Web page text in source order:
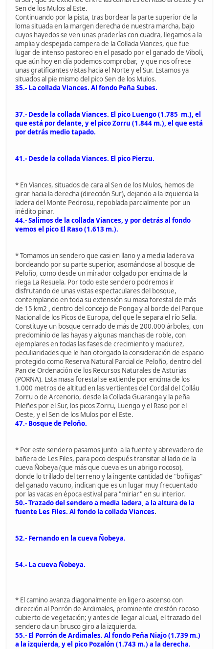
Sen de los Mulos al Este.
Continuando por la pista, tras bordear la parte superior de la
loma situada en la margen derecha de nuestra marcha, bajo
cuyos hayedos se ven unas praderías con cuadra, llegamos a la
amplia y despejada campera de la Collada Viances, que fue
lugar de intenso pastoreo en el pasado por el ganado de Viboli,
que aún hoy en día podemos comprobar, y que nos ofrece
unas gratificantes vistas hacia el Norte y el Sur. Estamos ya
situados al pie mismo del pico Sen de los Mulos.
35.- La collada Viances. Al fondo Peña Subes.
37.- Desde la collada Viances. El pico Luengo (1.785 m.), el
que está por delante, y el pico Zorru (1.844 m.), el que está
por detrás medio tapado.
41.- Desde la collada Viances. El pico Pierzu.
* En Viances, situados de cara al Sen de los Mulos, hemos de
girar hacia la derecha (dirección Sur), dejando a la izquierda la
ladera del Monte Pedrosu, repoblada parcialmente por un
inédito pinar.
44.- Salimos de la collada Viances, y por detrás al fondo
vemos el pico El Raso (1.613 m.).
* Tomamos un sendero que casi en llano y a media ladera va
bordeando por su parte superior, asomándose al bosque de
Peloño, como desde un mirador colgado por encima de la
riega La Resuela. Por todo este sendero podremos ir
disfrutando de unas vistas espectaculares del bosque,
contemplando en toda su extensión su masa forestal de más
de 15 km2 , dentro del concejo de Ponga y al borde del Parque
Nacional de los Picos de Europa, del que le separa el río Sella.
Constituye un bosque cerrado de más de 200.000 árboles, con
predominio de las hayas y algunas manchas de roble, con
ejemplares en todas las fases de crecimiento y madurez,
peculiaridades que le han otorgado la consideración de espacio
protegido como Reserva Natural Parcial de Peloño, dentro del
Pan de Ordenación de los Recursos Naturales de Asturias
(PORNA). Esta masa forestal se extiende por encima de los
1.000 metros de altitud en las vertientes del Cordal del Colláu
Zorru o de Arcenorio, desde la Collada Guaranga y la peña
Pileñes por el Sur, los picos Zorru, Luengo y el Raso por el
Oeste, y el Sen de los Mulos por el Este.
47.- Bosque de Peloño.
* Por este sendero pasamos junto a la fuente y abrevadero de
bañera de Les Files, para poco después transitar al lado de la
cueva Ñobeya (que más que cueva es un abrigo rocoso),
donde lo trillado del terreno y la ingente cantidad de "boñigas"
del ganado vacuno, indican que es un lugar muy frecuentado
por las vacas en época estival para "miriar" en su interior.
50.- Trazado del sendero a media ladera, a la altura de la
fuente Les Files. Al fondo la collada Viances.
52.- Fernando en la cueva Ñobeya.
54.- La cueva Ñobeya.
* El camino avanza diagonalmente en ligero ascenso con
dirección al Porrón de Ardimales, prominente crestón rocoso
cubierto de vegetación; y antes de llegar al cual, el trazado del
sendero da un brusco giro a la izquierda.
55.- El Porrón de Ardimales. Al fondo Peña Niajo (1.739 m.)
a la izquierda, y el pico Pozalón (1.743 m.) a la derecha.